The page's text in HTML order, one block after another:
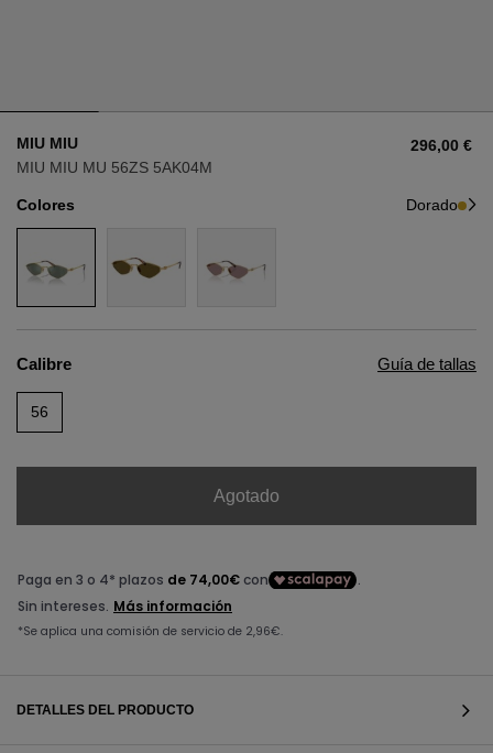
AVIADOR
OJO DE GATO
RECTANGULAR/CUADRADA
REDONDA/OVALADA
AVIADOR
OJO DE GATO
RECTANGULAR/CUADRADA
REDONDA/OVALADA
MIU MIU
MIU MIU MU 56ZS 5AK04M
296,00 €
Colores Dorado
Calibre Guía de tallas
56
Agotado
DETALLES DEL PRODUCTO